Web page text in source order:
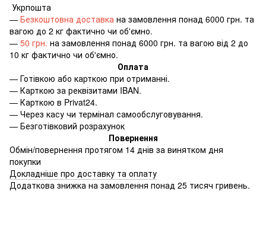
Укрпошта
— Безкоштовна доставка на замовлення понад 6000 грн. та
вагою до 2 кг фактично чи об'ємно.
— 50 грн. на замовлення понад 6000 грн. та вагою від 2 до
10 кг фактично чи об'ємно.
Оплата
— Готівкою або карткою при отриманні.
— Карткою за реквізитами IBAN.
— Карткою в Privat24.
— Через касу чи термінал самообслуговування.
— Безготівковий розрахунок
Повернення
Обмін/повернення протягом 14 днів за винятком дня
покупки
Докладніше про доставку та оплату
Додаткова знижка на замовлення понад 25 тисяч гривень.